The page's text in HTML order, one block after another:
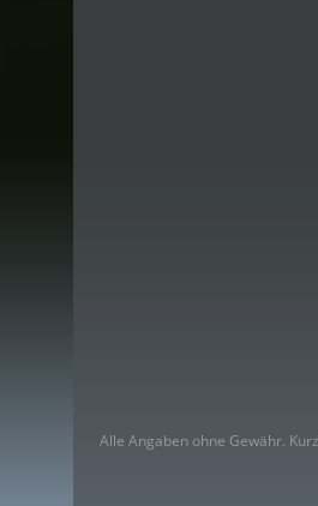
Alle Angaben ohne Gewähr.